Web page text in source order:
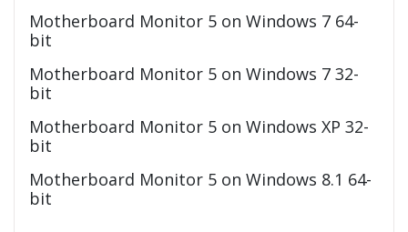
Motherboard Monitor 5 on Windows 7 64-
bit
Motherboard Monitor 5 on Windows 7 32-
bit
Motherboard Monitor 5 on Windows XP 32-
bit
Motherboard Monitor 5 on Windows 8.1 64-
bit